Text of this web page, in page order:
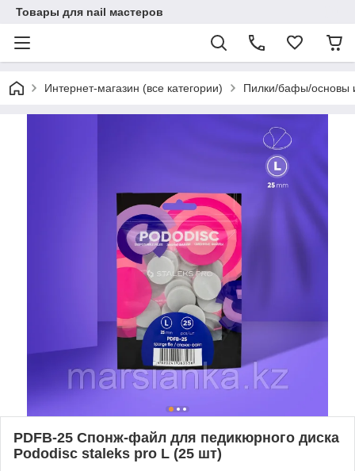
Товары для nail мастеров
Интернет-магазин (все категории) Пилки/бафы/
PDFB-25 Спонж-файл для педикюрного диска
Pododisc staleks pro L (25 шт)